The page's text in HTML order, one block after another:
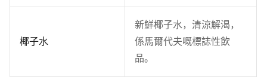
椰子水
新鮮椰子水，清涼解渴，
係馬爾代夫嘅標誌性飲
品。